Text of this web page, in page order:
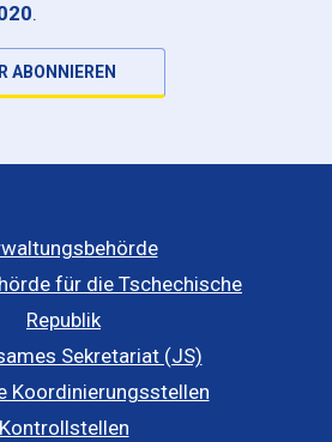
.
ABONNIEREN
für die Tschechische
Republik
Sekretariat (JS)
Koordinierungsstellen
Kontrollstellen